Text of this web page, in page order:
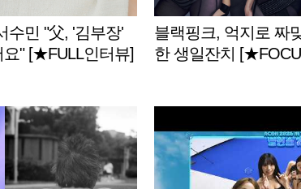
수민 "父, '김부장'
" [★FULL인터뷰]
블랙핑크, 억지로 짜
한 생일잔치